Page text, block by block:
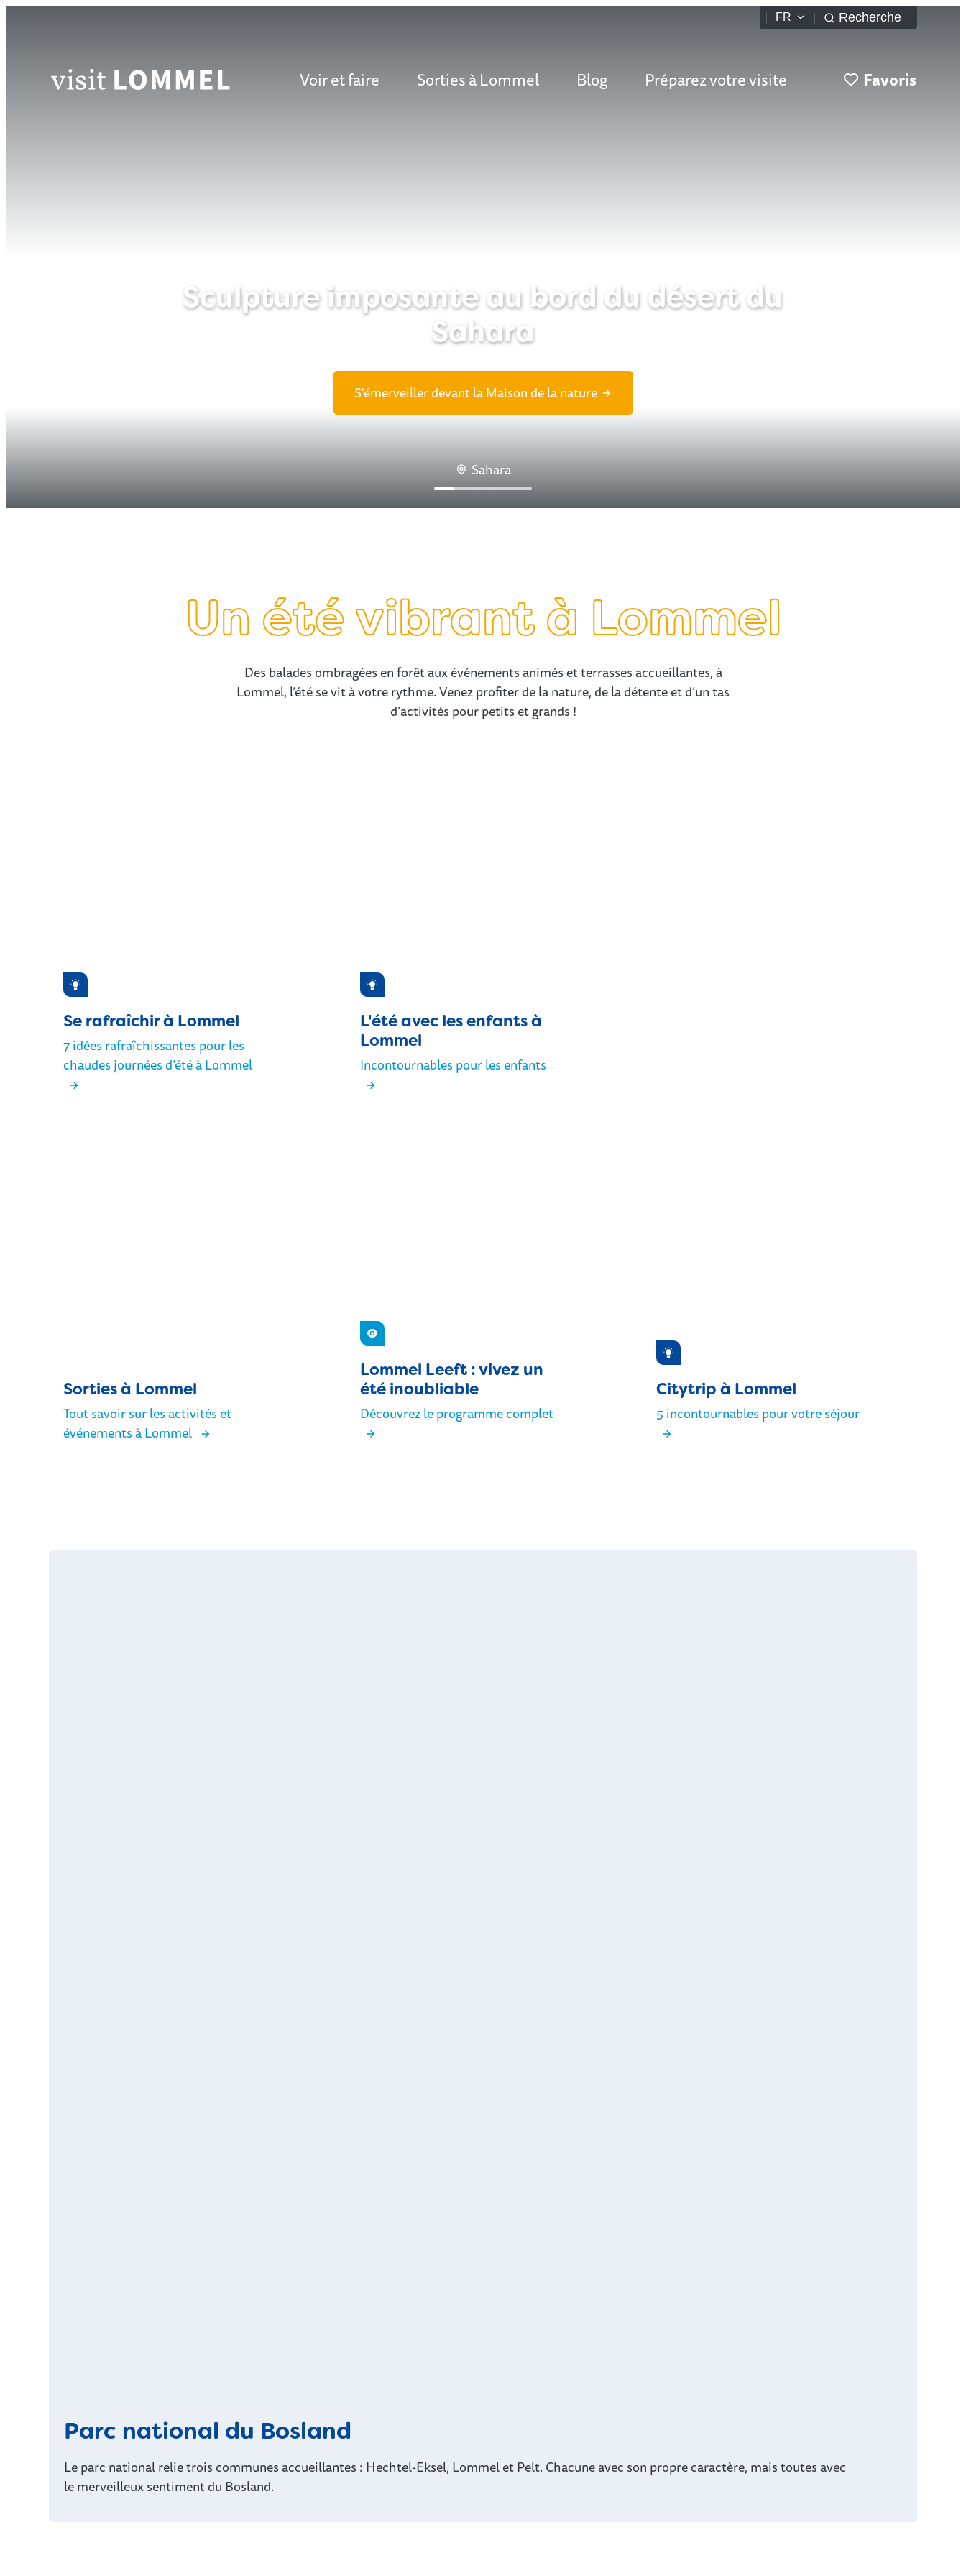
FR Recherche
Website Voir et faire Sorties à Lommel Blog Préparez votre visite Favoris
Sculpture imposante au bord du désert du
Sahara
S'émerveiller devant la Maison de la nature
Sahara
L'endroit le plus chaud de Flandre
Grimper dans la tour de guet
Sahara
1
2 3 4 5
Page d'accueilUn été vibrant à Lommel
Des balades ombragées en forêt aux événements animés et terrasses accueillantes, à
Lommel, l’été se vit à votre rythme. Venez profiter de la nature, de la détente et d’un tas
d’activités pour petits et grands !
Inspiration
Se rafraîchir à Lommel
7 idées rafraîchissantes pour les
chaudes journées d’été à Lommel
Inspiration
L'été avec les enfants à
Lommel
Incontournables pour les enfants
Inspiration
Citytrip à Lommel
5 incontournables pour votre séjour
Sorties à Lommel
Tout savoir sur les activités et
événements à Lommel
Voir
Lommel Leeft : vivez un
été inoubliable
Découvrez le programme complet
Parc national du Bosland
Le parc national relie trois communes accueillantes : Hechtel-Eksel, Lommel et Pelt. Chacune avec son propre caractère, mais toutes avec
le merveilleux sentiment du Bosland.